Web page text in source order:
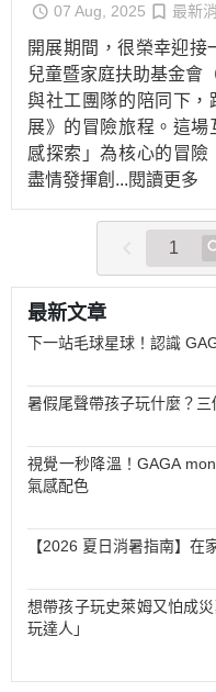
07 Aug, 2025 最新
開展期間，很榮幸迎
兒童暨家庭扶助基金會
與社工團隊的陪同下，
展》的冒險旅程。這
感探索」為核心的冒險
盡情發揮創 ...閱讀更多
最新文章
下一站毛球星球！認識
暑假尾聲帶孩子玩什麼？
視覺一秒降溫！GAGA
氣感配色
【2026 夏日消暑指南】在
想帶孩子玩史萊姆又怕成
玩達人」